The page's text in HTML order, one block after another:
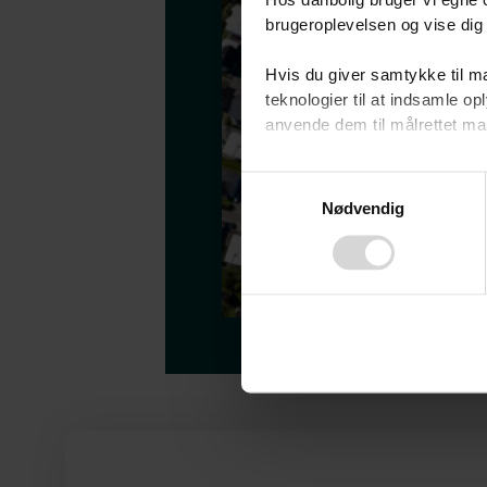
brugeroplevelsen og vise
Hvis du giver samtykke til
teknologier til at indsamle
anvende dem til målrettet
Ved at klikke på ”OK”
tilbagekalde dit samtykke
Nødvendig